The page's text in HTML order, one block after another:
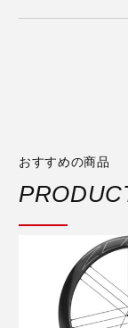
おすすめの商品